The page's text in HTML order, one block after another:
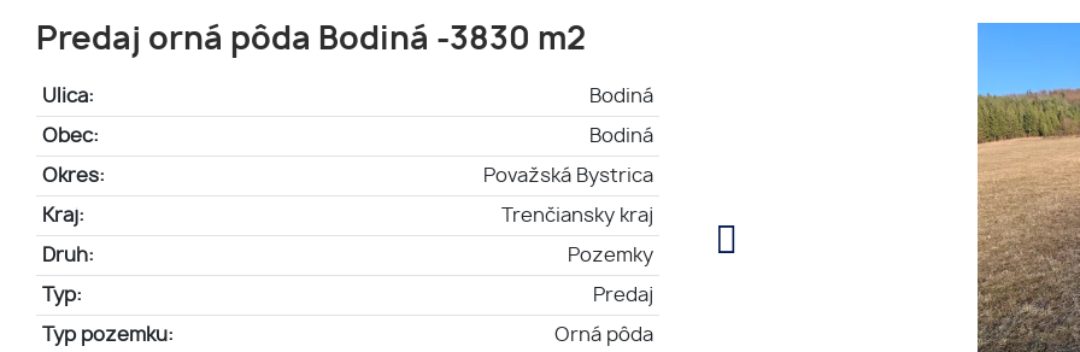
Predaj orná pôda Bodiná -3830 m2
Ulica: Bodiná
Obec: Bodiná
Okres: Považská Bystrica
Kraj: Trenčiansky kraj
Druh: Pozemky
Typ: Predaj
Typ pozemku: Orná pôda